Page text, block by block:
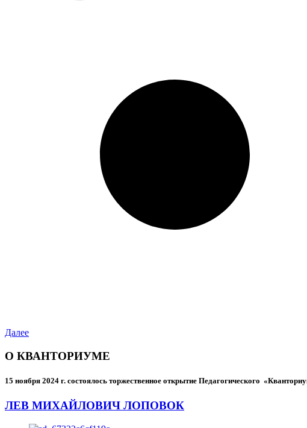
Далее
О КВАНТОРИУМЕ
15 ноября 2024 г. состоялось торжественное открытие Педагогического
ЛЕВ МИХАЙЛОВИЧ ЛОПОВОК